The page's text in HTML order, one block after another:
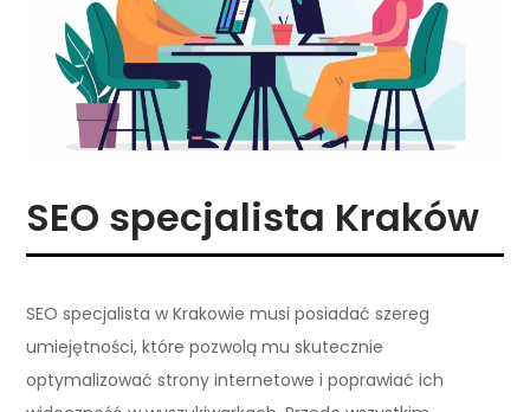
SEO specjalista Kraków
SEO specjalista w Krakowie musi posiadać szereg
umiejętności, które pozwolą mu skutecznie
optymalizować strony internetowe i poprawiać ich